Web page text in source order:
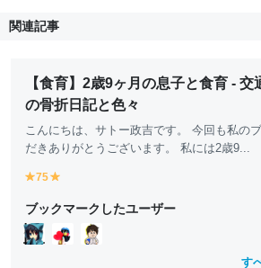
関連記事
【食育】2歳9ヶ月の息子と食育 -
の骨折日記と色々
こんにちは、サトー政吉です。 今回も私の
だきありがとうございます。 私には2歳9...
y
ll
o
w
75
ll
o
w
ブックマークしたユーザー
す